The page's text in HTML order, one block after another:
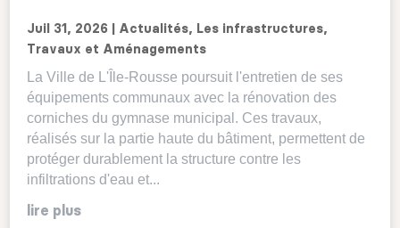
Juil 31, 2026 Actualités, Les infrastructures,
Travaux et Aménagements
La Ville de L'Île-Rousse poursuit l'entretien de ses
équipements communaux avec la rénovation des
corniches du gymnase municipal. Ces travaux,
réalisés sur la partie haute du bâtiment, permettent de
protéger durablement la structure contre les
infiltrations d'eau et...
lire plus